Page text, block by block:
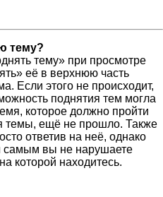
тему?
тему» при просмотре
её в верхнюю часть
Если этого не происходит,
поднятия тем могла
которое должно пройти
темы, ещё не прошло. Также
ответив на неё, однако
самым вы не нарушаете
которой находитесь.